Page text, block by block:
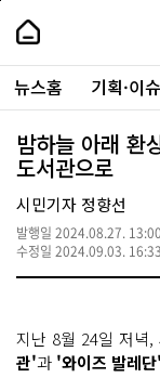
본
로
가
내
손
안
에
서
울
-
서
울
시
대
표
소
통
포
주
요
서
뉴스홈 기획·이슈
밤하늘 아래 환
도서관으로
시민기자 정향선
발행일 2024.08.27. 13:00
수정일 2024.09.03. 16:33
지난 8월 24일 저녁,
관'과 '와이즈 발레단'
페
상
단
로